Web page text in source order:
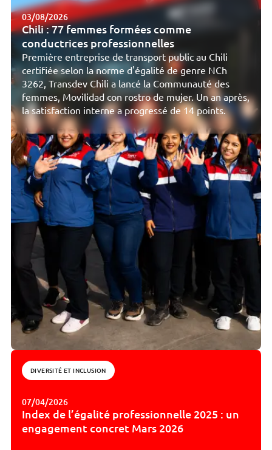
03/08/2026
Chili : 77 femmes formées comme
conductrices professionnelles
Première entreprise de transport public au Chili
certifiée selon la norme d'égalité de genre NCh
3262, Transdev Chili a lancé la Communauté des
femmes, Movilidad con rostro de mujer. Un an après,
la satisfaction interne a progressé de 14 points.
DIVERSITÉ ET INCLUSION
07/04/2026
Index de l’égalité professionnelle 2025 : un
engagement concret ​Mars 2026